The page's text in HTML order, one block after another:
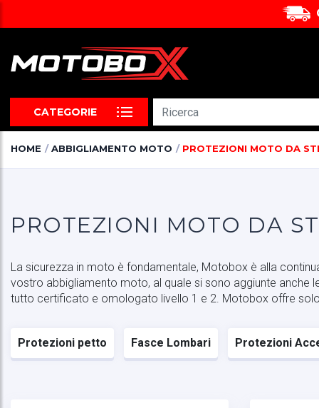
CATEGORIE
HOME ABBIGLIAMENTO MOTO PROTEZIONI MOTO DA
PROTEZIONI MOTO DA
La sicurezza in moto è fondamentale, Motobox è alla
vostro abbigliamento moto, al quale si sono aggiunte anche
tutto certificato e omologato livello 1 e 2. Motobox offre
Protezioni petto Fasce Lombari Protezioni